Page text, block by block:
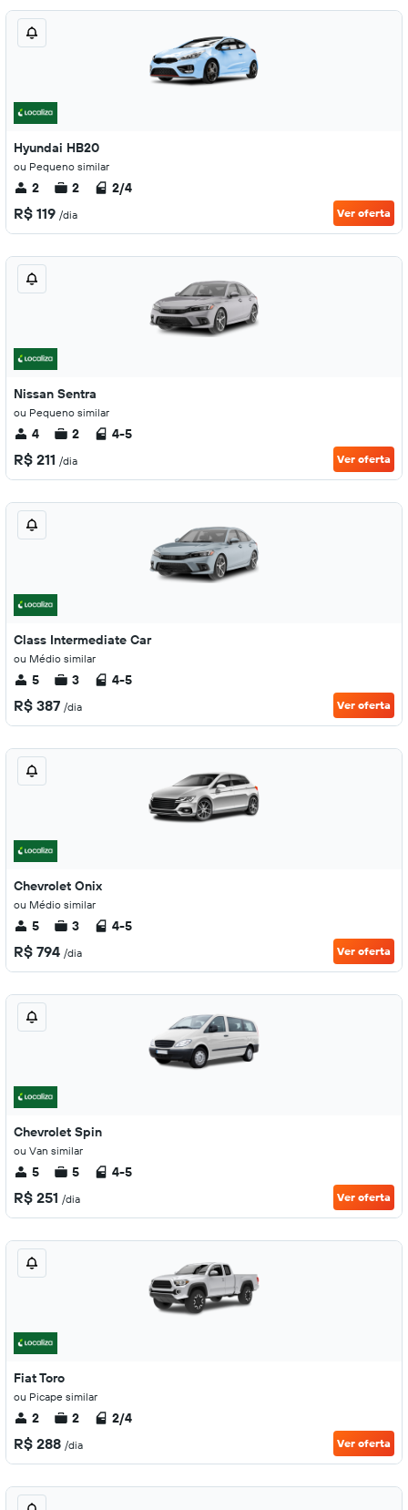
Hyundai HB20
ou Pequeno similar
2 2 2/4
R$ 119 /dia Ver oferta
Nissan Sentra
ou Pequeno similar
4 2 4-5
R$ 211 /dia Ver oferta
Class Intermediate Car
ou Médio similar
5 3 4-5
R$ 387 /dia Ver oferta
Chevrolet Onix
ou Médio similar
5 3 4-5
R$ 794 /dia Ver oferta
Chevrolet Spin
ou Van similar
5 5 4-5
R$ 251 /dia Ver oferta
Fiat Toro
ou Picape similar
2 2 2/4
R$ 288 /dia Ver oferta